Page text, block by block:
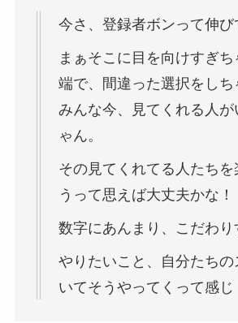
今さ、登録者ボンって伸
まぁそこに目を向けすぎ
端で、間違った選択をしち
みんな今、見てくれる人が
ゃん。
その見てくれてる人たちを
うって思えば大丈夫かな！
数字にあんまり、こだわり
やりたいこと、自分たち
いてそうやってくって感じ